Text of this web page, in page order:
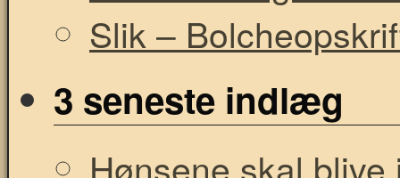
Slik –
3 seneste indlæg
Hønsene skal